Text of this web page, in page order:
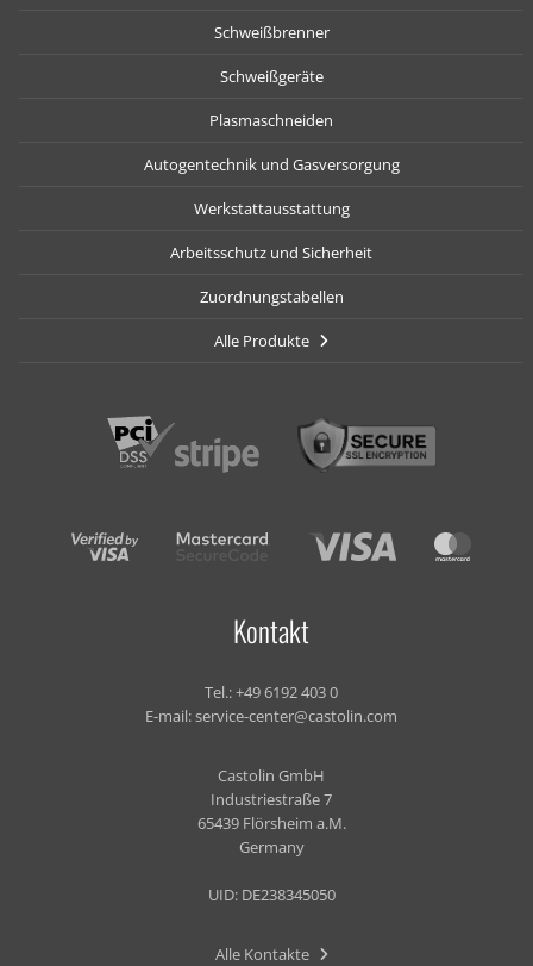
Schweißbrenner
Schweißgeräte
Plasmaschneiden
Autogentechnik und Gasversorgung
Werkstattausstattung
Arbeitsschutz und Sicherheit
Zuordnungstabellen
Alle Produkte
Kontakt
Tel.:+49 6192 403 0
E-mail:service-center@castolin.com
Castolin GmbH
Industriestraße 7
65439 Flörsheim a.M.
Germany
UID: DE238345050
Alle Kontakte